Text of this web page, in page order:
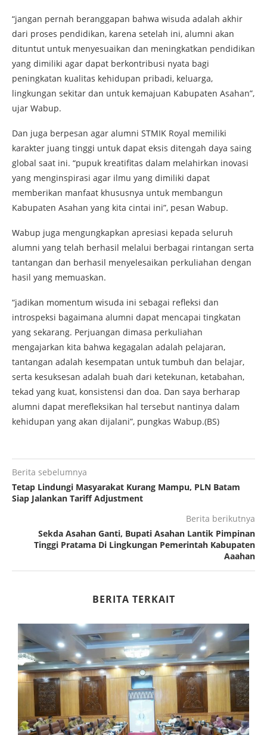
“jangan pernah beranggapan bahwa wisuda adalah akhir
dari proses pendidikan, karena setelah ini, alumni akan
dituntut untuk menyesuaikan dan meningkatkan pendidikan
yang dimiliki agar dapat berkontribusi nyata bagi
peningkatan kualitas kehidupan pribadi, keluarga,
lingkungan sekitar dan untuk kemajuan Kabupaten Asahan”,
ujar Wabup.
Dan juga berpesan agar alumni STMIK Royal memiliki
karakter juang tinggi untuk dapat eksis ditengah daya saing
global saat ini. “pupuk kreatifitas dalam melahirkan inovasi
yang menginspirasi agar ilmu yang dimiliki dapat
memberikan manfaat khususnya untuk membangun
Kabupaten Asahan yang kita cintai ini”, pesan Wabup.
Wabup juga mengungkapkan apresiasi kepada seluruh
alumni yang telah berhasil melalui berbagai rintangan serta
tantangan dan berhasil menyelesaikan perkuliahan dengan
hasil yang memuaskan.
“jadikan momentum wisuda ini sebagai refleksi dan
introspeksi bagaimana alumni dapat mencapai tingkatan
yang sekarang. Perjuangan dimasa perkuliahan
mengajarkan kita bahwa kegagalan adalah pelajaran,
tantangan adalah kesempatan untuk tumbuh dan belajar,
serta kesuksesan adalah buah dari ketekunan, ketabahan,
tekad yang kuat, konsistensi dan doa. Dan saya berharap
alumni dapat merefleksikan hal tersebut nantinya dalam
kehidupan yang akan dijalani”, pungkas Wabup.(BS)
Berita sebelumnya
Tetap Lindungi Masyarakat Kurang Mampu, PLN Batam
Siap Jalankan Tariff Adjustment
Berita berikutnya
Sekda Asahan Ganti, Bupati Asahan Lantik Pimpinan
Tinggi Pratama Di Lingkungan Pemerintah Kabupaten
Aaahan
BERITA TERKAIT